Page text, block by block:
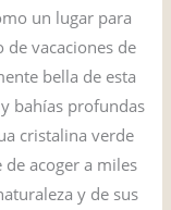
un lugar para
vacaciones de
bella de esta
bahías profundas
cristalina verde
de acoger a miles
y de sus